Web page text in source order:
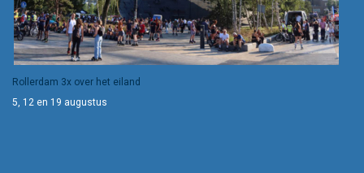
Rollerdam 3x over het eiland
5, 12 en 19 augustus